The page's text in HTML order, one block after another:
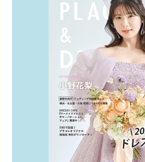
解決します。 まず
ング診断」